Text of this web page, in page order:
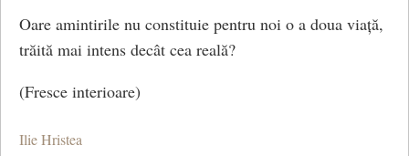
Oare amintirile nu constituie pentru noi o a doua viață,
trăită mai intens decât cea reală?
(Fresce interioare)
Ilie Hristea